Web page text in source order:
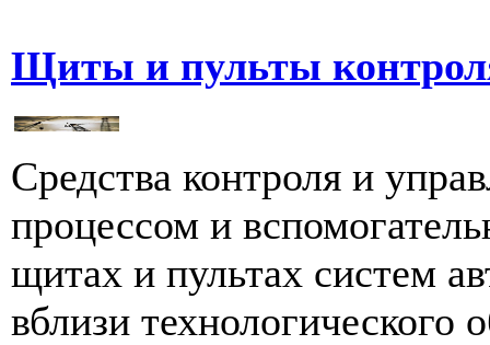
Щиты и пульты
Средства контроля и
процессом и
щитах и пультах систем
вблизи технологического